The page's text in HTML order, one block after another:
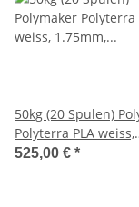
50kg (20 Spulen)
Polyterra PLA weiss,
1.75mm, 10,50€/kg
525,00 € *